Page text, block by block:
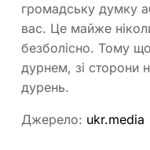
громадську думку
вас. Це майже
безболісно. Тому
дурнем, зі сторони
дурень.
Джерело: ukr.media